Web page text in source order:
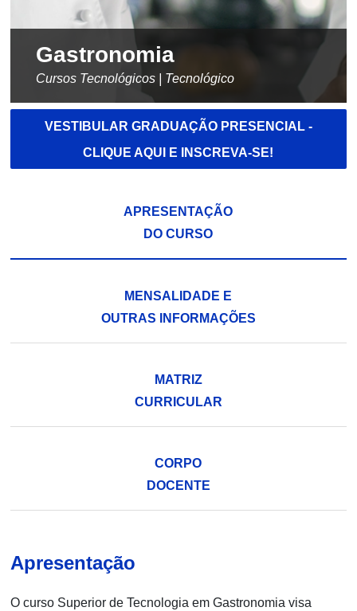
Gastronomia
Cursos Tecnológicos | Tecnológico
VESTIBULAR GRADUAÇÃO PRESENCIAL -
CLIQUE AQUI E INSCREVA-SE!
APRESENTAÇÃO
DO CURSO
MENSALIDADE E
OUTRAS INFORMAÇÕES
MATRIZ
CURRICULAR
CORPO
DOCENTE
Apresentação
O curso Superior de Tecnologia em Gastronomia visa